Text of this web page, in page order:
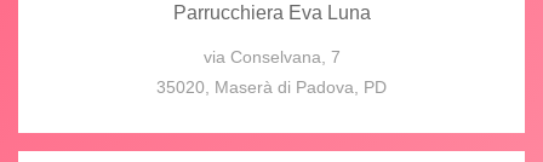
Parrucchiera Eva Luna
via Conselvana, 7
35020, Maserà di Padova, PD